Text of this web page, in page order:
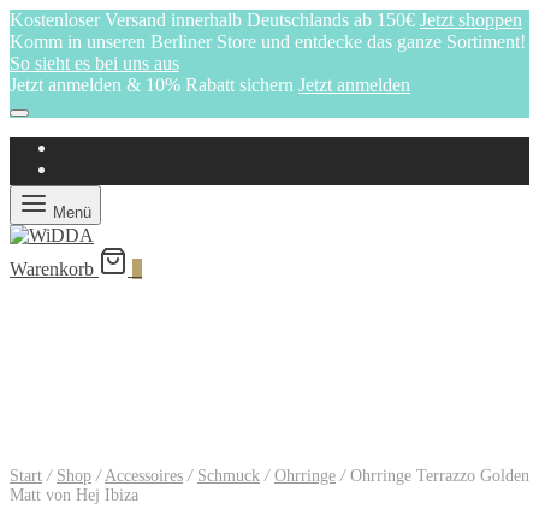
Kostenloser Versand innerhalb Deutschlands ab 150€ Jetzt shoppen
Komm in unseren Berliner Store und entdecke das ganze Sortiment!
So sieht es bei uns aus
Jetzt anmelden & 10% Rabatt sichern Jetzt anmelden
Menü
Warenkorb
Start / Shop / Accessoires / Schmuck / Ohrringe /Ohrringe Terrazzo Golden
Matt von Hej Ibiza